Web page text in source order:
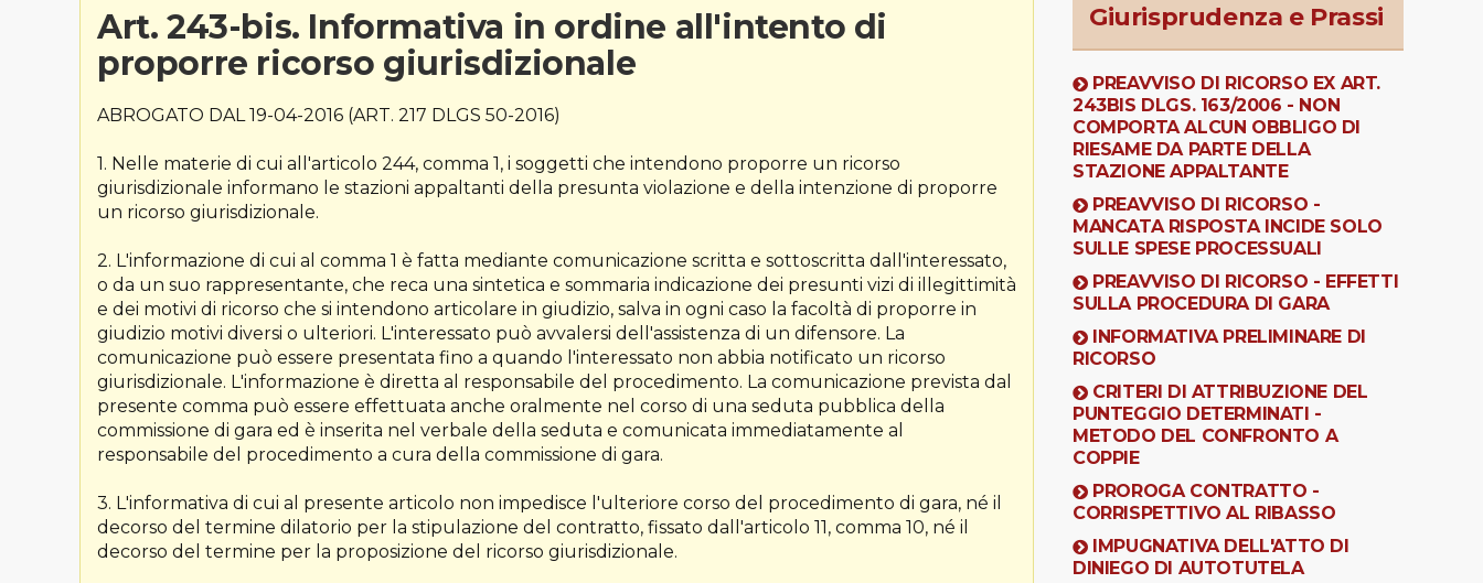
Art. 243-bis. Informativa in ordine all'intento di
proporre ricorso giurisdizionale
ABROGATO DAL 19-04-2016 (ART. 217 DLGS 50-2016)
1. Nelle materie di cui all'articolo 244, comma 1, i soggetti che intendono proporre un ricorso
giurisdizionale informano le stazioni appaltanti della presunta violazione e della intenzione di proporre
un ricorso giurisdizionale.
2. L'informazione di cui al comma 1 è fatta mediante comunicazione scritta e sottoscritta dall'interessato,
o da un suo rappresentante, che reca una sintetica e sommaria indicazione dei presunti vizi di illegittimità
e dei motivi di ricorso che si intendono articolare in giudizio, salva in ogni caso la facoltà di proporre in
giudizio motivi diversi o ulteriori. L'interessato può avvalersi dell'assistenza di un difensore. La
comunicazione può essere presentata fino a quando l'interessato non abbia notificato un ricorso
giurisdizionale. L'informazione è diretta al responsabile del procedimento. La comunicazione prevista dal
presente comma può essere effettuata anche oralmente nel corso di una seduta pubblica della
commissione di gara ed è inserita nel verbale della seduta e comunicata immediatamente al
responsabile del procedimento a cura della commissione di gara.
3. L'informativa di cui al presente articolo non impedisce l'ulteriore corso del procedimento di gara, né il
decorso del termine dilatorio per la stipulazione del contratto, fissato dall'articolo 11, comma 10, né il
decorso del termine per la proposizione del ricorso giurisdizionale.
Giurisprudenza e Prassi
PREAVVISO DI RICORSO EX ART.
243BIS DLGS. 163/2006 - NON
COMPORTA ALCUN OBBLIGO DI
RIESAME DA PARTE DELLA
STAZIONE APPALTANTE
PREAVVISO DI RICORSO -
MANCATA RISPOSTA INCIDE SOLO
SULLE SPESE PROCESSUALI
PREAVVISO DI RICORSO - EFFETTI
SULLA PROCEDURA DI GARA
INFORMATIVA PRELIMINARE DI
RICORSO
CRITERI DI ATTRIBUZIONE DEL
PUNTEGGIO DETERMINATI -
METODO DEL CONFRONTO A
COPPIE
PROROGA CONTRATTO -
CORRISPETTIVO AL RIBASSO
IMPUGNATIVA DELL'ATTO DI
DINIEGO DI AUTOTUTELA